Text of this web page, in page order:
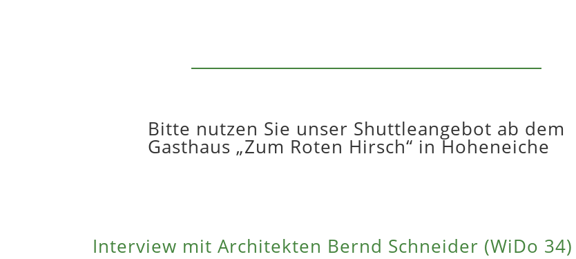
Bitte nutzen Sie unser Shuttleangebot ab dem
Gasthaus „Zum Roten Hirsch“ in Hoheneiche
Interview mit Architekten Bernd Schneider (WiDo 34)